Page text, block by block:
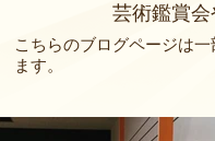
芸術鑑賞
こちらのブログページは
ます。